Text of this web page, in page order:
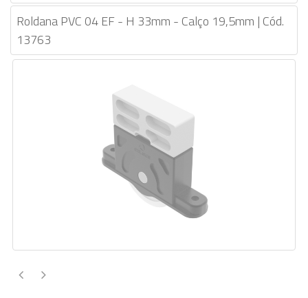
Roldana PVC 04 EF - H 33mm - Calço 19,5mm | Cód.
13763